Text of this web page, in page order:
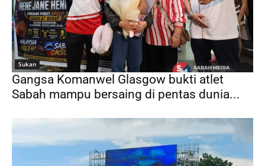
Sukan
Gangsa Komanwel Glasgow bukti atlet
Sabah mampu bersaing di pentas dunia...